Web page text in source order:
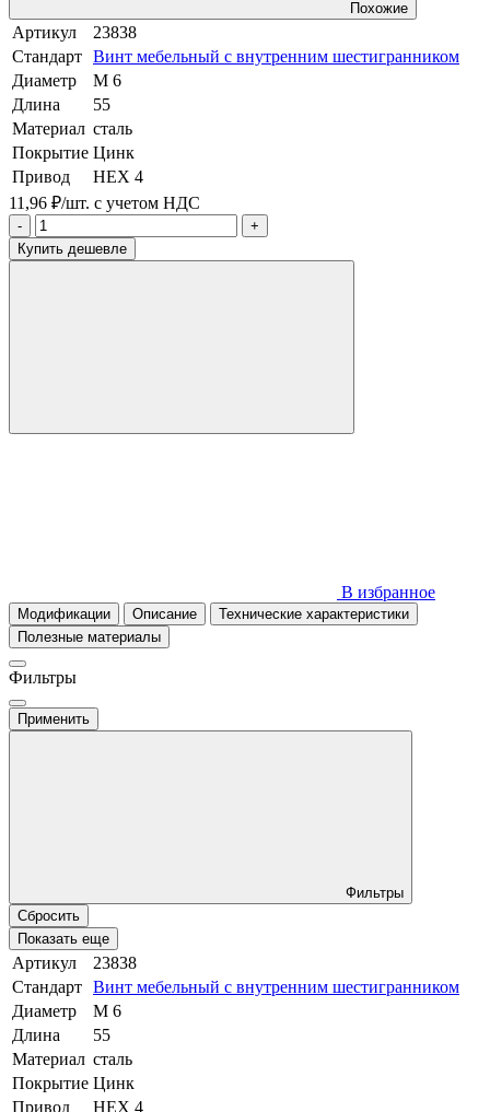
Похожие
Артикул
23838
Стандарт Винт мебельный с внутренним шестигранником
Диаметр
М 6
Длина
55
Материал сталь
Покрытие Цинк
Привод
HEX 4
11,96 ₽/шт. с учетом НДС
-
+
Купить дешевле
В избранное
Модификации Описание
Технические характеристики
Полезные материалы
Фильтры
Применить
Фильтры
Сбросить
Показать еще
Артикул
23838
Стандарт Винт мебельный с внутренним шестигранником
Диаметр
М 6
Длина
55
Материал сталь
Покрытие Цинк
Привод
HEX 4